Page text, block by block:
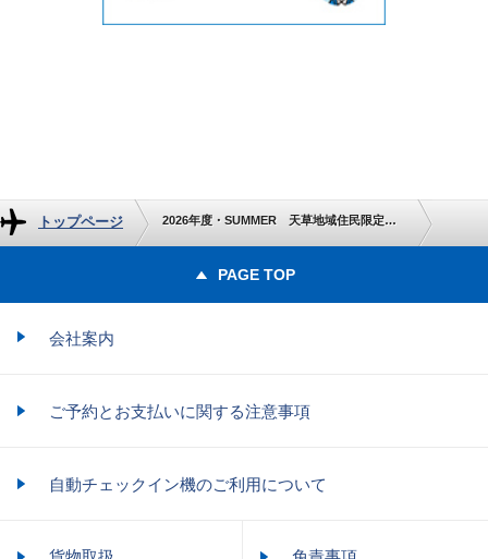
トップページ 2026年度・SUMMER 天草地域住民限定！福岡地域スポーツ応援キャンペーン特別運賃
PAGE TOP
会社案内
ご予約とお支払いに関する注意事項
自動チェックイン機のご利用について